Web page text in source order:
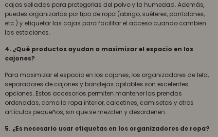
cajas selladas para protegerlas del polvo y la humedad. Además,
puedes organizarlas por tipo de ropa (abrigo, suéteres, pantalones,
etc.) y etiquetar las cajas para facilitar el acceso cuando cambien
las estaciones.
4. ¿Qué productos ayudan a maximizar el espacio en los
cajones?
Para maximizar el espacio en los cajones, los organizadores de tela,
separadores de cajones y bandejas apilables son excelentes
opciones. Estos accesorios permiten mantener las prendas
ordenadas, como la ropa interior, calcetines, camisetas y otros
artículos pequeños, sin que se mezclen y desordenen.
5. ¿Es necesario usar etiquetas en los organizadores de ropa?